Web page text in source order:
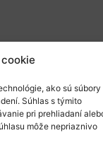
ako sú súbory
Súhlas s týmito
pri prehliadaní
môže nepriaznivo
organizuje